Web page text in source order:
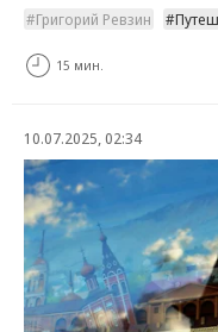
Григорий Ревзин
15 мин.
10.07.2025, 02:34